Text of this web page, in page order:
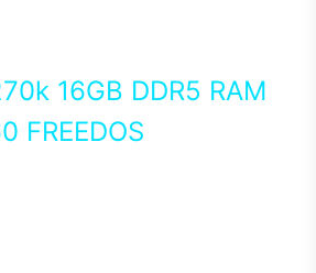
16GB DDR5 RAM
FREEDOS